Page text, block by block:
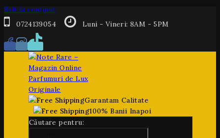
Salt la conținut
0724139054
Luni - Vineri: 8AM - 5PM
Garantam Calitate
100% Banii Inapoi
Căutare pentru: